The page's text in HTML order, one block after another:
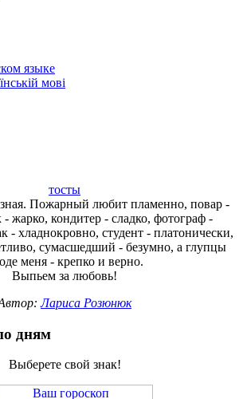
языке
мові
тосты
Пожарный любит пламенно, повар -
жарко, кондитер - сладко, фотограф -
- хладнокровно, студент - платонически,
сумасшедший - безумно, а глупцы
меня - крепко и верно.
Выпьем за любовь!
Лариса Розюнюк
дням
Выберете свой знак!